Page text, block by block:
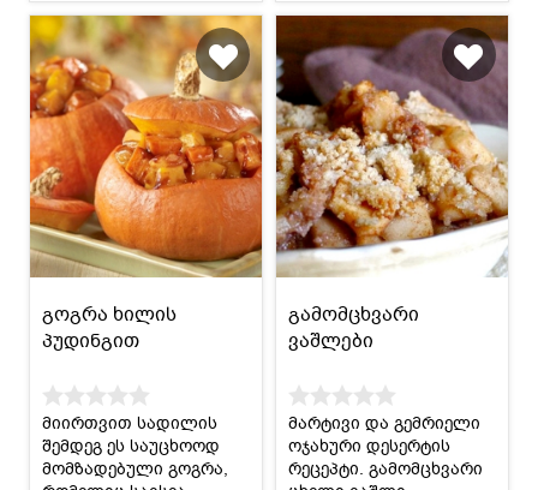
გოგრა ხილის
პუდინგით
მიირთვით სადილის
შემდეგ ეს საუცხოოდ
მომზადებული გოგრა,
გამომცხვარი
ვაშლები
მარტივი და გემრიელი
ოჯახური დესერტის
რეცეპტი. გამომცხვარი